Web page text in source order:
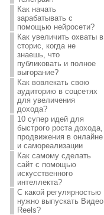
Как начать
зарабатывать с
помощью нейросети?
Как увеличить охваты в
сторис, когда не
знаешь, что
публиковать и полное
выгорание?
Как вовлекать свою
аудиторию в соцсетях
для увеличения
дохода?
10 супер идей для
быстрого роста дохода,
продвижения в онлайне
и самореализации
Как самому сделать
сайт с помощью
искусственного
интеллекта?
С какой регулярностью
нужно выпускать Видео
Reels?